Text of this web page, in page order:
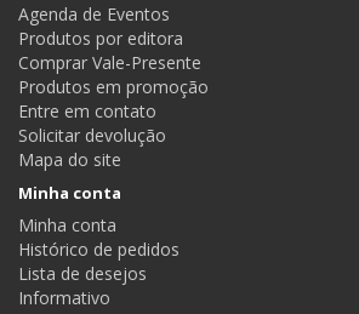
Agenda de Eventos
Produtos por editora
Comprar Vale-Presente
Produtos em promoção
Entre em contato
Solicitar devolução
Mapa do site
Minha conta
Minha conta
Histórico de pedidos
Lista de desejos
Informativo